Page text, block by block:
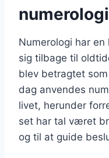
Numerologi har
sig tilbage til
blev betragtet
dag anvendes
livet, herunder
set har tal været
og til at guide